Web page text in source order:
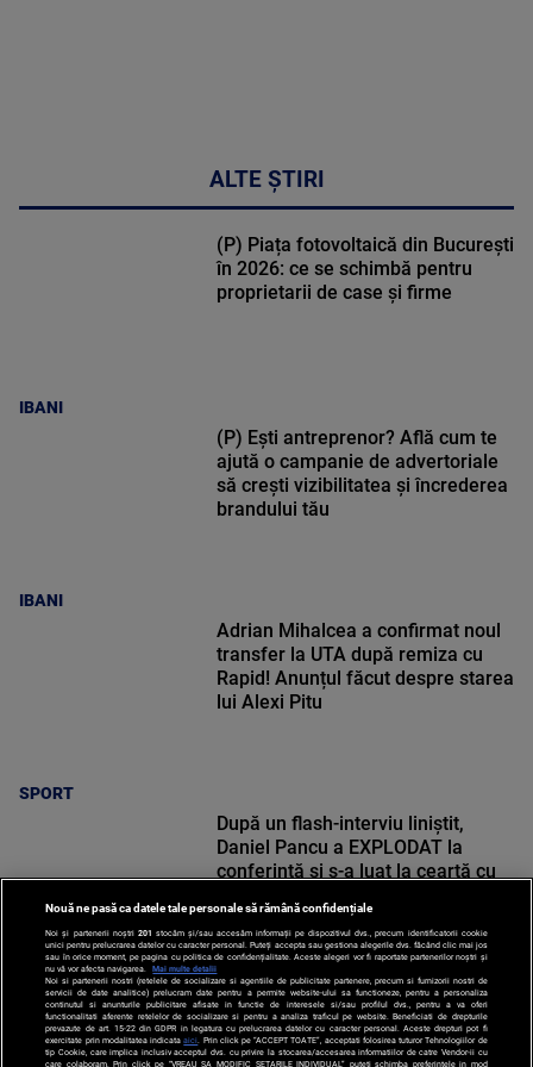
ALTE ȘTIRI
IBANI
(P) Piața fotovoltaică din București
în 2026: ce se schimbă pentru
proprietarii de case și firme
IBANI
(P) Ești antreprenor? Află cum te
ajută o campanie de advertoriale
să crești vizibilitatea și încrederea
brandului tău
SPORT
Adrian Mihalcea a confirmat noul
transfer la UTA după remiza cu
Rapid! Anunțul făcut despre starea
lui Alexi Pitu
SPORT
După un flash-interviu liniștit,
Daniel Pancu a EXPLODAT la
conferință și s-a luat la ceartă cu
strigați”
Nouă ne pasă ca datele tale personale să rămână confidențiale
Noi și partenerii noștri 201 stocăm și/sau accesăm informații pe dispozitivul dvs., precum identificatorii cookie
unici pentru prelucrarea datelor cu caracter personal. Puteți accepta sau gestiona alegerile dvs. făcând clic mai jos
sau în orice moment, pe pagina cu politica de confidențialitate. Aceste alegeri vor fi raportate partenerilor noștri și
nu vă vor afecta navigarea.
Mai multe detalii
Noi si partenerii nostri (retelele de socializare si agentiile de publicitate partenere, precum si furnizorii nostri de
servicii de date analitice) prelucram date pentru a permite website-ului sa functioneze, pentru a personaliza
continutul si anunturile publicitare afisate in functie de interesele si/sau profilul dvs., pentru a va oferi
functionalitati aferente retelelor de socializare si pentru a analiza traficul pe website. Beneficiati de drepturile
prevazute de art. 15-22 din GDPR in legatura cu prelucrarea datelor cu caracter personal. Aceste drepturi pot fi
exercitate prin modalitatea indicataaici . Prin click pe “ACCEPT TOATE”, acceptati folosirea tuturor Tehnologiilor de
tip Cookie, care implica inclusiv acceptul dvs. cu privire la stocarea/accesarea informatiilor de catre Vendor-ii cu
care colaboram. Prin click pe “VREAU SA MODIFIC SETARILE INDIVIDUAL” puteti schimba preferintele in mod